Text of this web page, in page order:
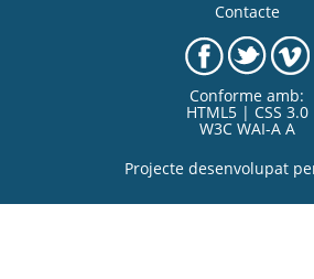
Contacte
Conforme amb:
HTML5 | CSS 3.0
W3C WAI-A A
Projecte desenvolupat